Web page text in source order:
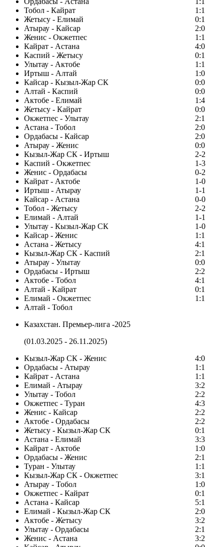
Тобол - Кайрат
1:1
Жетысу - Елимай
0:1
Атырау - Кайсар
2:0
Женис - Окжетпес
1:1
Кайрат - Астана
4:0
Каспий - Жетысу
0:1
Улытау - Актобе
1:1
Иртыш - Алтай
1:0
Кайсар - Кызыл-Жар СК
0:0
Алтай - Каспий
0:0
Актобе - Елимай
1:4
Жетысу - Кайрат
0:0
Окжетпес - Улытау
2:1
Астана - Тобол
2:0
Ордабасы - Кайсар
2:0
Атырау - Женис
0:0
Кызыл-Жар СК - Иртыш
2-2
Каспий - Окжетпес
1-3
Женис - Ордабасы
0-2
Кайрат - Актобе
1-0
Иртыш - Атырау
1-1
Кайсар - Астана
0-0
Тобол - Жетысу
2-2
Елимай - Алтай
1-1
Улытау - Кызыл-Жар СК
1-0
Кайсар - Женис
1:1
Астана - Жетысу
4:1
Кызыл-Жар СК - Каспий
2:1
Атырау - Улытау
0:0
Ордабасы - Иртыш
2:2
Актобе - Тобол
4:1
Алтай - Кайрат
0:1
Елимай - Окжетпес
1:1
Алтай - Тобол
Казахстан. Премьер-лига -2025
(01.03.2025 - 26.11.2025)
Кызыл-Жар СК - Женис
4:0
Ордабасы - Атырау
1:1
Кайрат - Астана
1:1
Елимай - Атырау
3:2
Улытау - Тобол
2:2
Окжетпес - Туран
4:3
Женис - Кайсар
2:2
Актобе - Ордабасы
2:2
Жетысу - Кызыл-Жар СК
0:1
Астана - Елимай
3:3
Кайрат - Актобе
1:0
Ордабасы - Женис
2:1
Туран - Улытау
1:1
Кызыл-Жар СК - Окжетпес
3:1
Атырау - Тобол
1:0
Окжетпес - Кайрат
0:1
Астана - Кайсар
5:1
Елимай - Кызыл-Жар СК
2:0
Актобе - Жетысу
3:2
Улытау - Ордабасы
2:1
Женис - Астана
3:2